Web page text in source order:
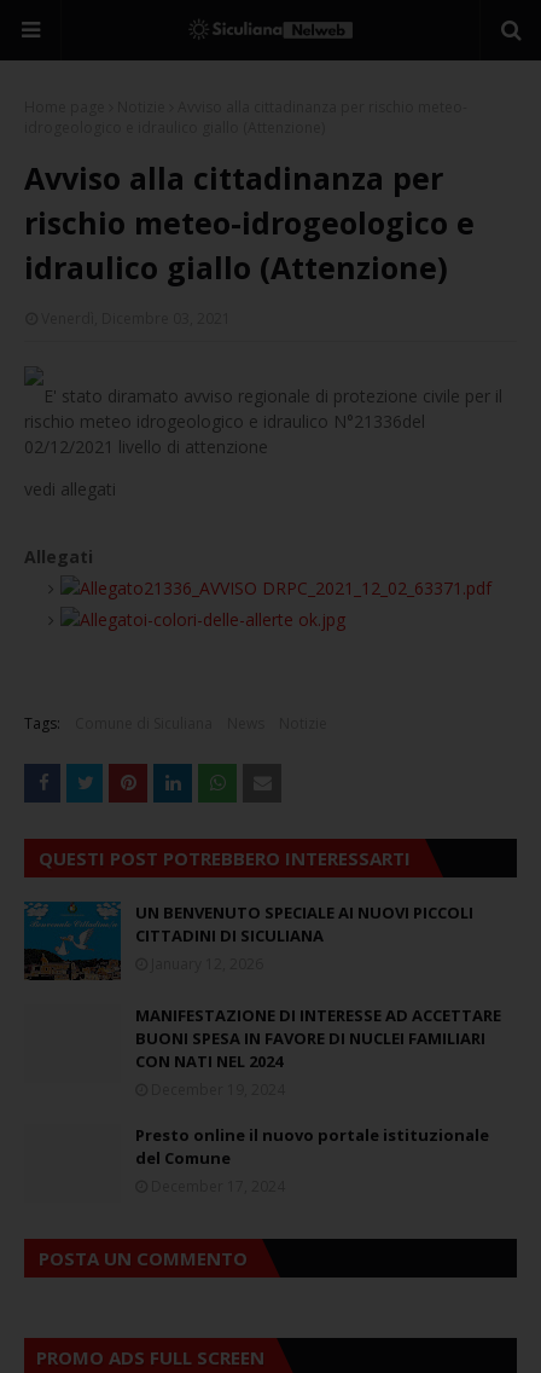
Avviso alla cittadinanza per
rischio meteo-idrogeologico e
idraulico giallo (Attenzione)
E' stato diramato avviso regionale di protezione civile per il
rischio meteo idrogeologico e idraulico N°21336del
02/12/2021 livello di attenzione
vedi allegati
Allegati
21336_AVVISO DRPC_2021_12_02_63371.pdf
i-colori-delle-allerte ok.jpg
Tags:
QUESTI POST POTREBBERO INTERESSARTI
UN BENVENUTO SPECIALE AI NUOVI PICCOLI
CITTADINI DI SICULIANA
MANIFESTAZIONE DI INTERESSE AD ACCETTARE
BUONI SPESA IN FAVORE DI NUCLEI FAMILIARI
CON NATI NEL 2024
Presto online il nuovo portale istituzionale
del Comune
POSTA UN COMMENTO
PROMO ADS FULL SCREEN